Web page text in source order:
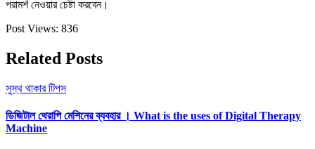
পরামর্শ নেওয়ার চেষ্টা করবেন।
Post Views: 836
Related Posts
সুস্থ থাকার টিপস
ডিজিটাল থেরাপি মেশিনের ব্যবহার । What is the uses of Digital Therapy
Machine